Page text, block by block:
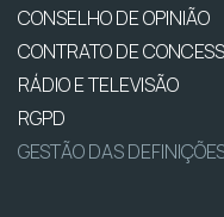
CONSELHO DE OPINIÃO
CONTRATO DE
RÁDIO E TELEVISÃO
RGPD
GESTÃO DAS